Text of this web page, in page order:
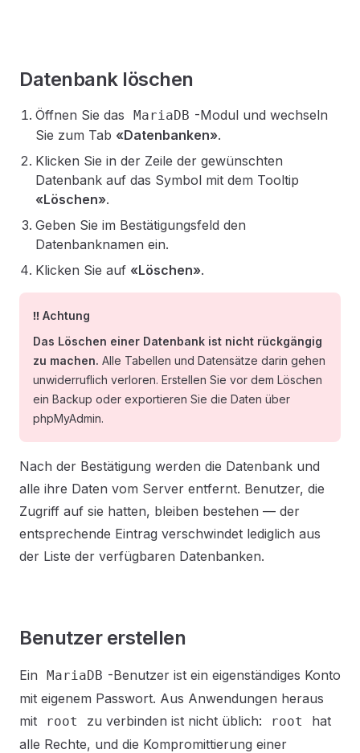
Datenbank löschen
Öffnen Sie das MariaDB -Modul und wechseln
Sie zum Tab «Datenbanken».
Klicken Sie in der Zeile der gewünschten
Datenbank auf das Symbol mit dem Tooltip
«Löschen».
Geben Sie im Bestätigungsfeld den
Datenbanknamen ein.
Klicken Sie auf «Löschen».
‼️ Achtung
Das Löschen einer Datenbank ist nicht rückgängig
zu machen. Alle Tabellen und Datensätze darin gehen
unwiderruflich verloren. Erstellen Sie vor dem Löschen
ein Backup oder exportieren Sie die Daten über
phpMyAdmin.
Nach der Bestätigung werden die Datenbank und
alle ihre Daten vom Server entfernt. Benutzer, die
Zugriff auf sie hatten, bleiben bestehen — der
entsprechende Eintrag verschwindet lediglich aus
der Liste der verfügbaren Datenbanken.
Benutzer erstellen
Ein MariaDB -Benutzer ist ein eigenständiges Konto
mit eigenem Passwort. Aus Anwendungen heraus
mit
root zu verbinden ist nicht üblich: root
hat
alle Rechte, und die Kompromittierung einer